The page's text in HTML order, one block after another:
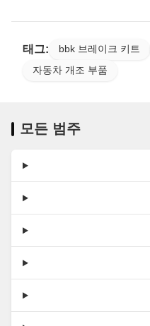
태그: bbk 브레이크 키트
자동차 개조 부품
모든 범주